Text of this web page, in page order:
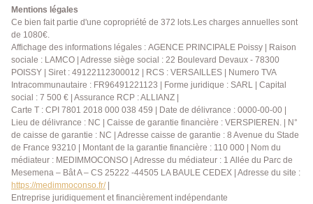
tout en restant proche des commodités ! AGENCE
PRINCIPALE: 01.30.06.69.69 (agent commercial Julie
GOUMAIN enregistrée au RSAC sous le numéro 909
399 941)
Mentions légales
Ce bien fait partie d'une copropriété de 372 lots.Les charges annuelles sont
de 1080€.
Affichage des informations légales : AGENCE PRINCIPALE Poissy | Raison
sociale : LAMCO | Adresse siège social : 22 Boulevard Devaux - 78300
POISSY | Siret : 49122112300012 | RCS : VERSAILLES | Numero TVA
Intracommunautaire : FR96491221123 | Forme juridique : SARL | Capital
social : 7 500 € | Assurance RCP : ALLIANZ |
Carte T : CPI 7801 2018 000 038 459 | Date de délivrance : 0000-00-00 |
Lieu de délivrance : NC | Caisse de garantie financière : VERSPIEREN. | N°
de caisse de garantie : NC | Adresse caisse de garantie : 8 Avenue du Stade
de France 93210 | Montant de la garantie financière : 110 000 | Nom du
médiateur : MEDIMMOCONSO | Adresse du médiateur : 1 Allée du Parc de
Mesemena – Bât A – CS 25222 -44505 LA BAULE CEDEX | Adresse du site :
https://medimmoconso.fr/|
Entreprise juridiquement et financièrement indépendante